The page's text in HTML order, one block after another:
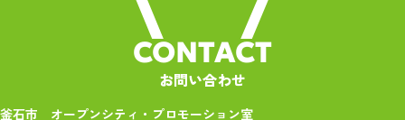
CONTACT
お問い合わせ
釜石市 オープンシティ・プロモーション室